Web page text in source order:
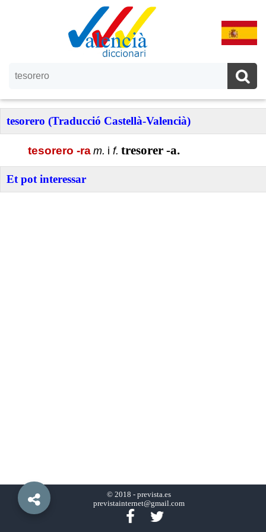
tesorero (Traducció Castellà-Valencià)
tesorero -ra m. if. tresorer -a.
Et pot interessar
© 2018 - prevista.es
previstainternet@gmail.com